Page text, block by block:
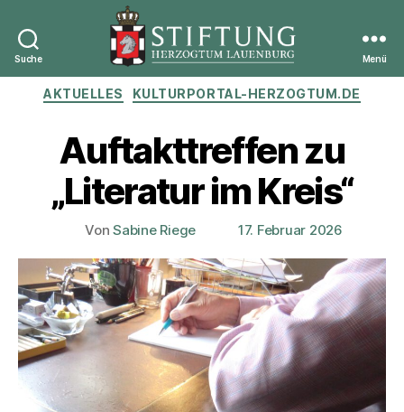
Suche
Stiftung
Herzogtum
Menü
Kategorien
AKTUELLES KULTURPORTAL-HERZOGTUM.DE
Auftakttreffen zu
„Literatur im Kreis“
Beitragsautor
VonSabine Riege Veröffentlichungsdatum
17. Februar 2026